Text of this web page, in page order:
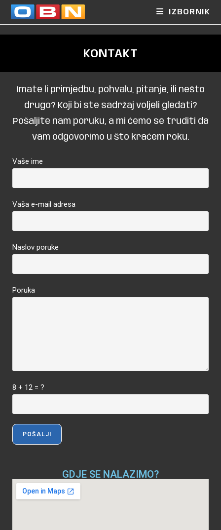
IZBORNIK
KONTAKT
Imate li primjedbu, pohvalu, pitanje, ili nešto
drugo? Koji bi ste sadržaj voljeli gledati?
Pošaljite nam poruku, a mi ćemo se truditi da
vam odgovorimo u što kraćem roku.
Vaše ime
Vaša e-mail adresa
Naslov poruke
Poruka
8 + 12 = ?
GDJE SE NALAZIMO?